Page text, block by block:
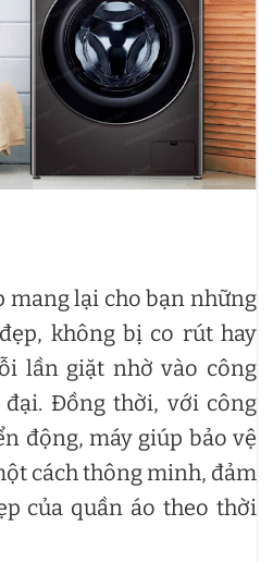
mang lại cho bạn những
không bị co rút hay
lần giặt nhờ vào công
Đồng thời, với công
động, máy giúp bảo vệ
cách thông minh, đảm
của quần áo theo thời